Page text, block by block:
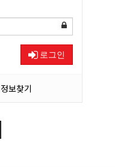
로그인
정보찾기